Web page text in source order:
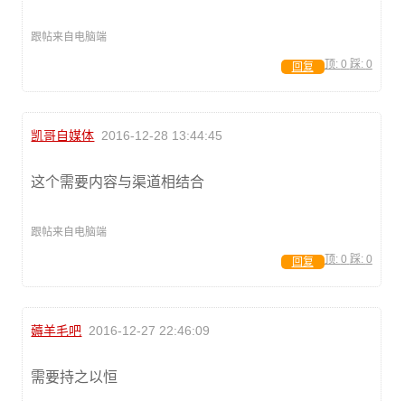
跟帖来自电脑端
顶: 0 踩: 0
回复
凯哥自媒体 2016-12-28 13:44:45
这个需要内容与渠道相结合
跟帖来自电脑端
顶: 0 踩: 0
回复
薅羊毛吧 2016-12-27 22:46:09
需要持之以恒